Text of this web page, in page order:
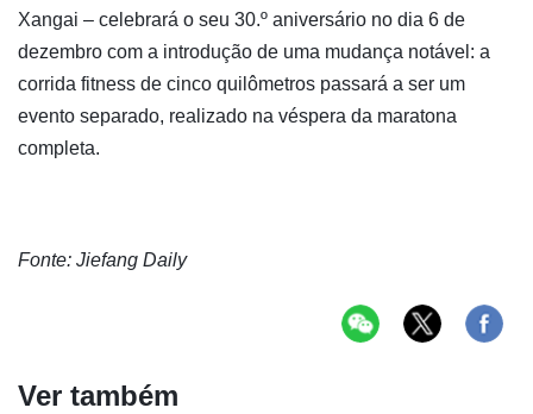
Xangai – celebrará o seu 30.º aniversário no dia 6 de
dezembro com a introdução de uma mudança notável: a
corrida fitness de cinco quilômetros passará a ser um
evento separado, realizado na véspera da maratona
completa.
Fonte: Jiefang Daily
Ver também